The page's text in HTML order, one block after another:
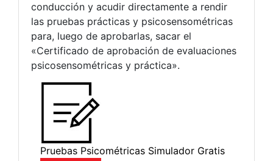
conducción y acudir directamente a rendir
las pruebas prácticas y psicosensométricas
para, luego de aprobarlas, sacar el
«Certificado de aprobación de evaluaciones
psicosensométricas y práctica».